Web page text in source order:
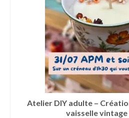
Atelier DIY adulte –
vaisselle vintage